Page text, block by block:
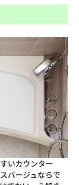
いカウンター
パージュならで